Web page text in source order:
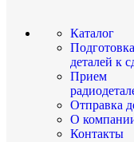
Каталог
Подготовка
деталей к
Прием
Отправка
О
Контакты